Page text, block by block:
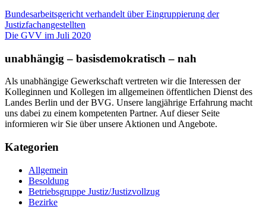
Beitragsnavigation
Bundesarbeitsgericht verhandelt über Eingruppierung der
Justizfachangestellten
Die GVV im Juli 2020
unabhängig – basisdemokratisch – nah
Als unabhängige Gewerkschaft vertreten wir die Interessen der
Kolleginnen und Kollegen im allgemeinen öffentlichen Dienst des
Landes Berlin und der BVG. Unsere langjährige Erfahrung macht
uns dabei zu einem kompetenten Partner. Auf dieser Seite
informieren wir Sie über unsere Aktionen und Angebote.
Kategorien
Allgemein
Besoldung
Betriebsgruppe Justiz/Justizvollzug
Bezirke